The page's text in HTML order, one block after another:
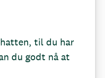
til du har
du godt nå at